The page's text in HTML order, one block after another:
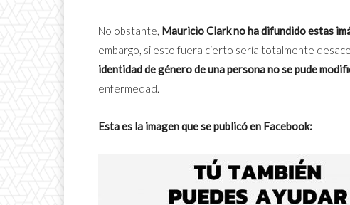
No obstante, Mauricio Clark no ha difundido estas
embargo, si esto fuera cierto sería totalmente
identidad de género de una persona no se pude
enfermedad.
Esta es la imagen que se publicó en Facebook: